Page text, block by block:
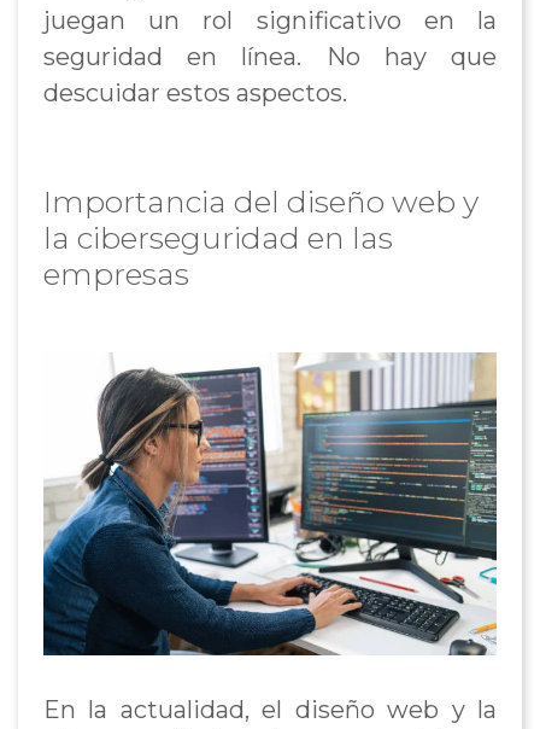
juegan un rol significativo en la
seguridad en línea. No hay que
descuidar estos aspectos.
Importancia del diseño web y
la ciberseguridad en las
empresas
En la actualidad, el diseño web y la